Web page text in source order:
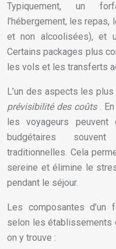
Typiquement, un
l’hébergement, les
et non alcoolisées), et
Certains packages plus
les vols et les transferts
L’un des aspects les
prévisibilité des coûts .
les voyageurs
budgétaires
traditionnelles. Cela
sereine et élimine le
pendant le séjour.
Les composantes
selon les établissements
on y trouve :